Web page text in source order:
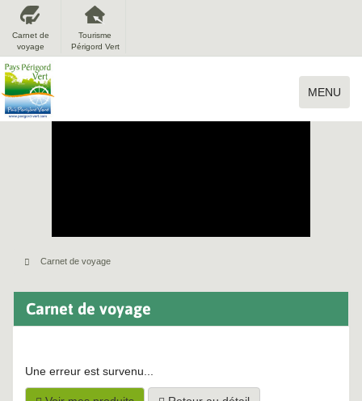
Carnet de
voyage
Tourisme
Périgord Vert
MENU
Carnet de voyage
Carnet de voyage
Une erreur est survenu...